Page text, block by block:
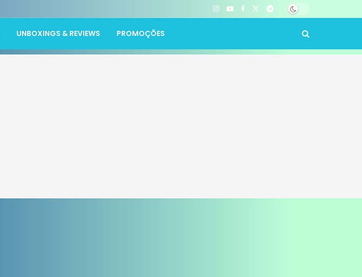
UNBOXINGS & REVIEWS PROMOÇÕES